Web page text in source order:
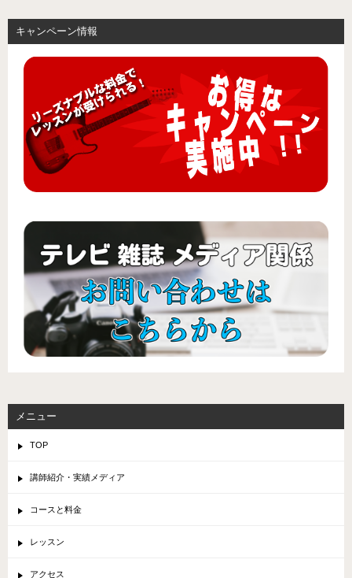
キャンペーン情報
メニュー
TOP
講師紹介・実績メディア
コースと料金
レッスン
アクセス